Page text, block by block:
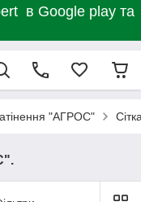
в Google play та
"АГРОС"